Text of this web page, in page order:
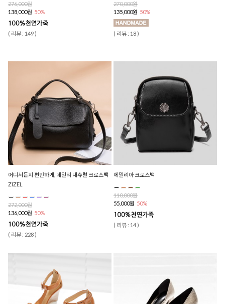
276,000원
138,000원 50%
( 리뷰 : 149 )
270,000원
135,000원 50%
( 리뷰 : 18 )
어디서든지 편안하게, 데일리 내츄럴 크로스백
ZIZEL
272,000원
136,000원 50%
( 리뷰 : 228 )
에밀리아 크로스백
110,000원
55,000원 50%
( 리뷰 : 14 )